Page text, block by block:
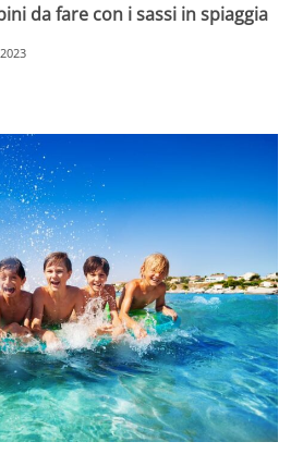
da fare con i sassi in spiaggia